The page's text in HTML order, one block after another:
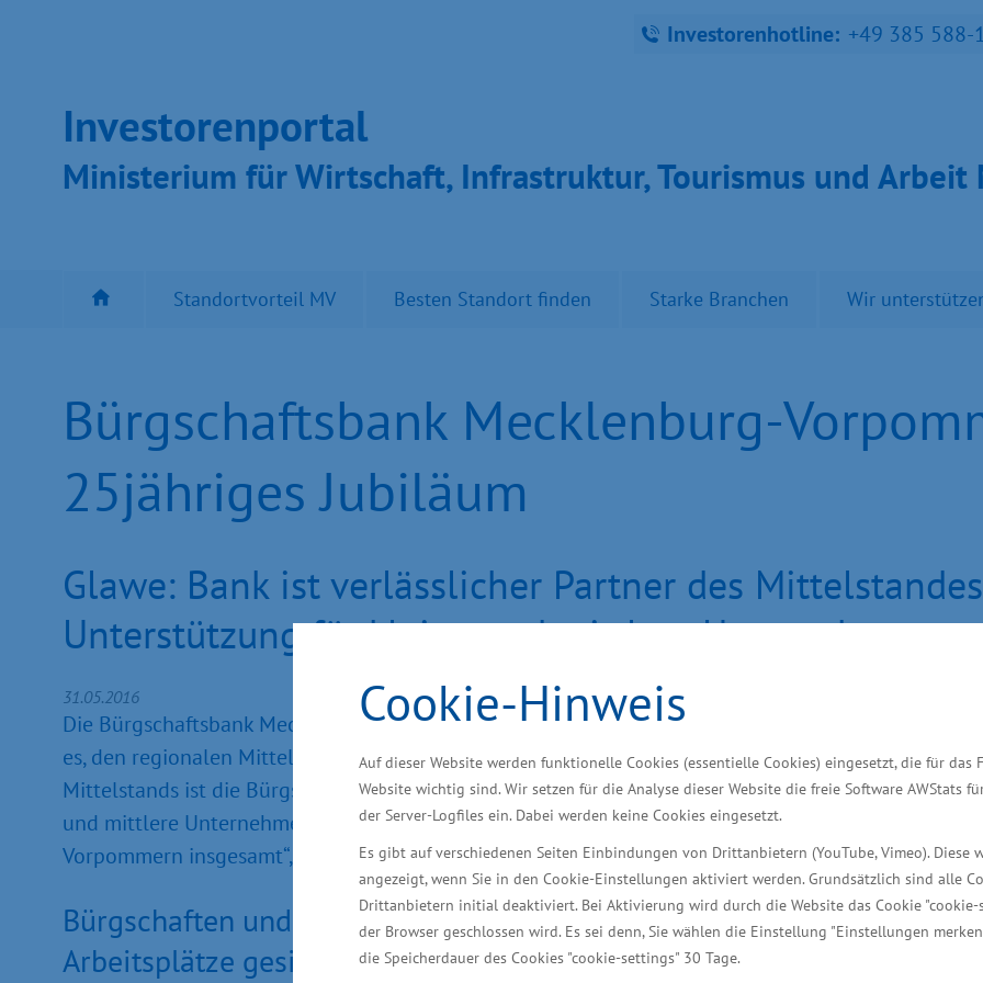
Cookie-Hinweis
Auf dieser Website werden funktionelle Cookies (essentielle Cookies) eingesetzt, die für das
Website wichtig sind. Wir setzen für die Analyse dieser Website die freie Software AWStats
der Server-Logfiles ein. Dabei werden keine Cookies eingesetzt.
Es gibt auf verschiedenen Seiten Einbindungen von Drittanbietern (YouTube, Vimeo). Diese
angezeigt, wenn Sie in den Cookie-Einstellungen aktiviert werden. Grundsätzlich sind alle
Drittanbietern initial deaktiviert. Bei Aktivierung wird durch die Website das Cookie "cookie-
der Browser geschlossen wird. Es sei denn, Sie wählen die Einstellung "Einstellungen
die Speicherdauer des Cookies "cookie-settings" 30 Tage.
Investorenhotline: +49 385 588-
Inves­toren­por­tal
Ministeri­um für Wirt­schaft, Infra­struk­tur, Tou­ris­mus und Ar­beit
Standortvorteil MV Besten Standort finden Starke Branchen Wir
Bürgschaftsbank Mecklenburg-
25jähriges Jubiläum
Glawe: Bank ist verlässlicher Partner des
Unterstützung für kleine und mittlere Unternehmen
31.05.2016
Die Bürgschaftsbank Mecklenburg-Vorpommern GmbH hat am Dienstag ihr 25jähriges Bestehen
es, den regionalen Mittelstand durch Bereitstellung von Kreditsicherheiten zu unterstützen. „Als
Mittelstands ist die Bürgschaftsbank eng mit den Unternehmen in Mecklenburg-Vorpommern
und mittlere Unternehmen der gewerblichen Wirtschaft beispielsweise bei Erweiterungen. Das
Vorpommern insgesamt“, sagte der Minister für Wirtschaft, Bau und Tourismus Harry Glawe bei
Bürgschaften und Garantien in Höhe von rund 1,2 Milliarden Euro
Arbeitsplätze gesichert, rund 29.000 Jobs neu geschaffen